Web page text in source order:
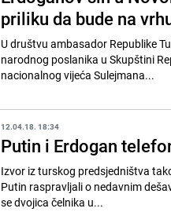
priliku da bude na
U društvu ambasador Republike
narodnog poslanika u Skupštini
nacionalnog vijeća Sulejmana...
12.04.18. 18:34
Putin i Erdogan
Izvor iz turskog predsjedništva
Putin raspravljali o nedavnim
se dvojica čelnika u...